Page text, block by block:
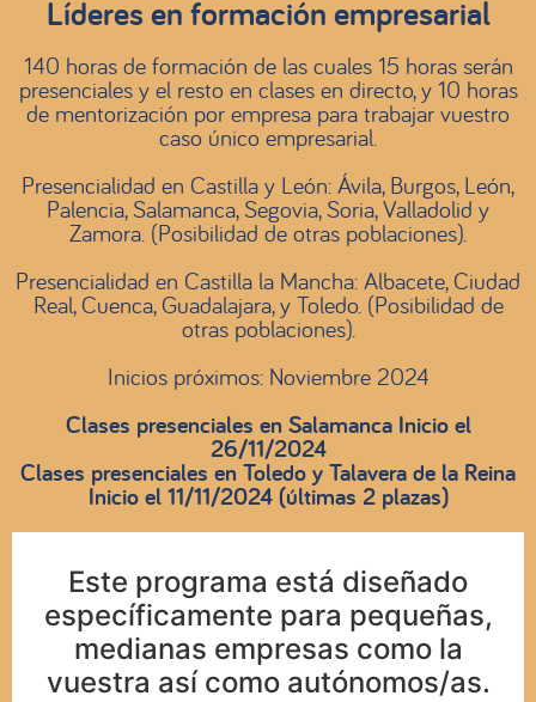
Líderes en formación empresarial
140 horas de formación de las cuales 15 horas serán
presenciales y el resto en clases en directo, y 10 horas
de mentorización por empresa para trabajar vuestro
caso único empresarial.
Presencialidad en Castilla y León: Ávila, Burgos, León,
Palencia, Salamanca, Segovia, Soria, Valladolid y
Zamora. (Posibilidad de otras poblaciones).
Presencialidad en Castilla la Mancha: Albacete, Ciudad
Real, Cuenca, Guadalajara, y Toledo. (Posibilidad de
otras poblaciones).
Inicios próximos: Noviembre 2024
Clases presenciales en Salamanca Inicio el
26/11/2024
Clases presenciales en Toledo y Talavera de la Reina
Inicio el 11/11/2024 (últimas 2 plazas)
Este programa está diseñado
específicamente para pequeñas,
medianas empresas como la
vuestra así como autónomos/as.